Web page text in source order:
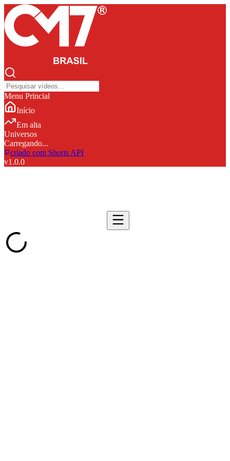
Menu Princial
Início
Em alta
Universos
Carregando...
criado com Shorts API
v1.0.0